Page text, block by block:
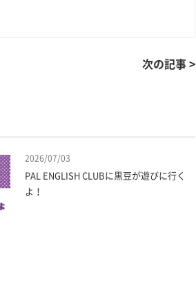
次の記事 >
2026/07/03
PAL ENGLISH CLUBに黒豆が遊びに行く
よ！